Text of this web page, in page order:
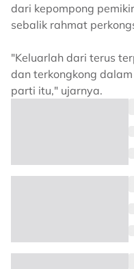
dari kepompong
sebalik rahmat
"Keluarlah dari terus
dan terkongkong
parti itu," ujarnya.